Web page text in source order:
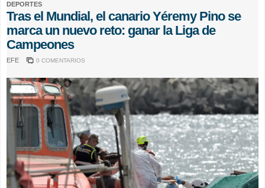
DEPORTES
Tras el Mundial, el canario Yéremy Pino se
marca un nuevo reto: ganar la Liga de
Campeones
EFE 0 COMENTARIOS